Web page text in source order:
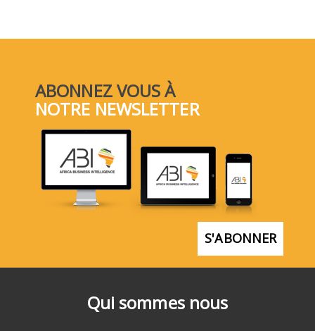
Qui sommes nous
ABONNEZ VOUS À
NOTRE NEWSLETTER
S'ABONNER